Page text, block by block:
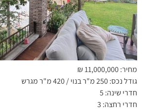
מחיר: 11,000,000 ₪
גודל נכס: 250 מ"ר בנוי / 420 מ"ר מגרש
חדרי שינה: 5
חדרי רחצה: 3